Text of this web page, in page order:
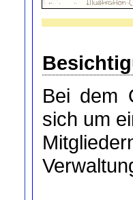
Bei dem
sich um